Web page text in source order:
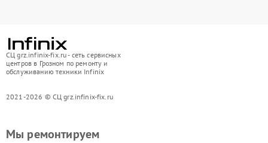
СЦ grz.infinix-fix.ru - сеть сервисных
центров в Грозном по ремонту и
обслуживанию техники Infinix
2021-2026 © СЦ grz.infinix-fix.ru
Мы ремонтируем